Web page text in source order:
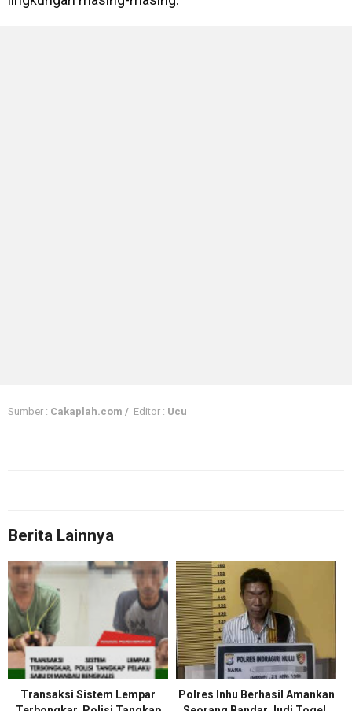
Sumber : Cakaplah.com / Editor : Ucu
Berita Lainnya
Transaksi Sistem Lempar
Polres Inhu Berhasil Amankan